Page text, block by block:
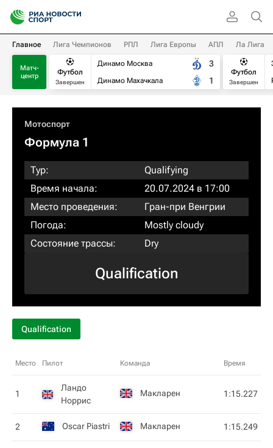
Главное Лига Чемпионов РПЛ Лига Европы АПЛ Ла Лига
Матч-
центр
Футбол
Завершен
Динамо Москва
Динамо Махачкала
3
1
Футбол
Завершен
Мотоспорт
Формула 1
Тур:
Qualifying
Время начала:
20.07.2024 в 17:00
Место проведения:
Гран-при Венгрии
Погода:
Mostly cloudy
Состояние трассы:
Dry
Qualification
Qualification
Место Пилот Команда Время
1
Ландо
Норрис
Макларен 1:15.227
2 Oscar Piastri Макларен 1:15.249